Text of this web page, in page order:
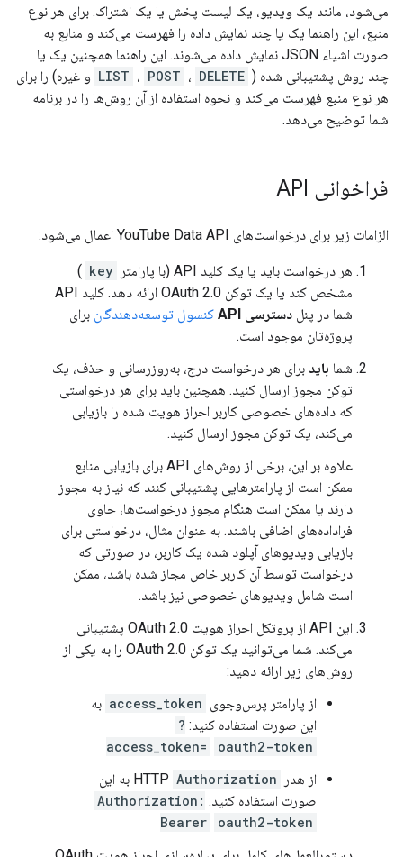
می‌شود، مانند یک ویدیو، یک لیست پخش یا یک اشتراک. برای هر نوع
منبع، این راهنما یک یا چند نمایش داده را فهرست می‌کند و منابع به
صورت اشیاء JSON نمایش داده می‌شوند. این راهنما همچنین یک یا
چند روش پشتیبانی شده (
LIST ، POST ، DELETE
و غیره) را برای
هر نوع منبع فهرست می‌کند و نحوه استفاده از آن روش‌ها را در برنامه
شما توضیح می‌دهد.
فراخوانی API
الزامات زیر برای درخواست‌های YouTube Data API اعمال می‌شود:
هر درخواست باید یا یک کلید API (با پارامتر key
)
مشخص کند یا یک توکن OAuth 2.0 ارائه دهد. کلید API
شما در پنل دسترسی API کنسول توسعه‌دهندگان برای
پروژه‌تان موجود است.
شما باید برای هر درخواست درج، به‌روزرسانی و حذف، یک
توکن مجوز ارسال کنید. همچنین باید برای هر درخواستی
که داده‌های خصوصی کاربر احراز هویت شده را بازیابی
می‌کند، یک توکن مجوز ارسال کنید.
علاوه بر این، برخی از روش‌های API برای بازیابی منابع
ممکن است از پارامترهایی پشتیبانی کنند که نیاز به مجوز
دارند یا ممکن است هنگام مجوز درخواست‌ها، حاوی
فراداده‌های اضافی باشند. به عنوان مثال، درخواستی برای
بازیابی ویدیوهای آپلود شده یک کاربر، در صورتی که
درخواست توسط آن کاربر خاص مجاز شده باشد، ممکن
است شامل ویدیوهای خصوصی نیز باشد.
این API از پروتکل احراز هویت OAuth 2.0 پشتیبانی
می‌کند. شما می‌توانید یک توکن OAuth 2.0 را به یکی از
روش‌های زیر ارائه دهید:
از پارامتر پرس‌وجوی access_token به
این صورت استفاده کنید: ?
access_token=
oauth2-token
از هدر HTTP
Authorization
به این
صورت استفاده کنید: Authorization:
Bearer
oauth2-token